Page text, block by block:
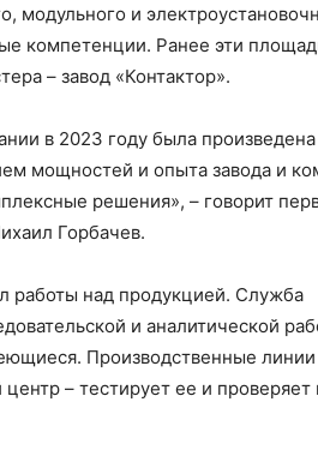
модульного и
компетенции. Ранее эти
– завод «Контактор».
в 2023 году была произведена
мощностей и опыта завода и
решения», – говорит
Горбачев.
работы над продукцией. Служба
и аналитической
Производственные линии
– тестирует ее и проверяет